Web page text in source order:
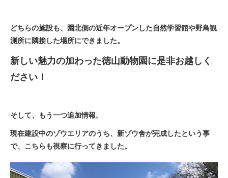
どちらの施設も、園北側の近年オープンした自然学習館や野鳥観
測所に隣接した場所にできました。
新しい魅力の加わった徳山動物園に是非お越しく
ださい！
そして、もう一つ追加情報。
現在建設中のゾウエリアのうち、新ゾウ舎が完成したという事
で、こちらも視察に行ってきました。